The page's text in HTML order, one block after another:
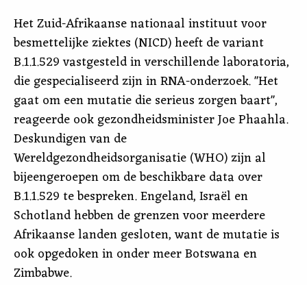
Het Zuid-Afrikaanse nationaal instituut voor
besmettelijke ziektes (NICD) heeft de variant
B.1.1.529 vastgesteld in verschillende laboratoria,
die gespecialiseerd zijn in RNA-onderzoek. "Het
gaat om een mutatie die serieus zorgen baart",
reageerde ook gezondheidsminister Joe Phaahla.
Deskundigen van de
Wereldgezondheidsorganisatie (WHO) zijn al
bijeengeroepen om de beschikbare data over
B.1.1.529 te bespreken. Engeland, Israël en
Schotland hebben de grenzen voor meerdere
Afrikaanse landen gesloten, want de mutatie is
ook opgedoken in onder meer Botswana en
Zimbabwe.